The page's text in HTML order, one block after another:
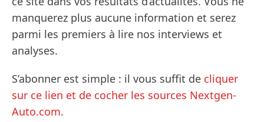
manquerez plus aucune information et serez
parmi les premiers à lire nos interviews et
analyses.
S’abonner est simple : il vous suffit de cliquer
sur ce lien et de cocher les sources Nextgen-
Auto.com.